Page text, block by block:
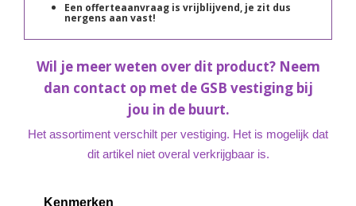
Een offerteaanvraag is vrijblijvend, je zit dus
nergens aan vast!
Wil je meer weten over dit product? Neem
dan contact op met de GSB vestiging bij
jou in de buurt.
Het assortiment verschilt per vestiging. Het is mogelijk dat
dit artikel niet overal verkrijgbaar is.
Kenmerken